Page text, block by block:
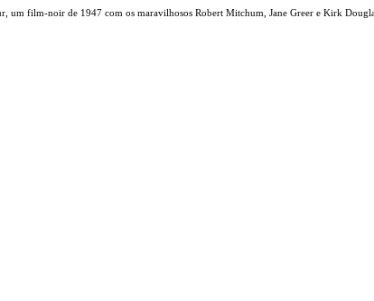
um film-noir de 1947 com os maravilhosos Robert Mitchum, Jane Greer e Kirk